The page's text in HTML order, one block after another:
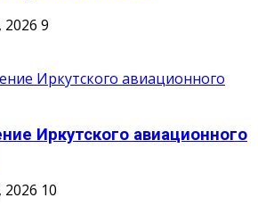
9
Иркутского авиационного
10